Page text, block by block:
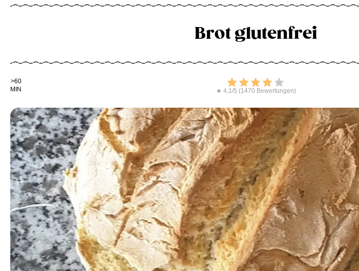
Brot glutenfrei
Kochdauer
>60
MIN
Bewerten
★ 4,1/5 (1470 Bewertungen)